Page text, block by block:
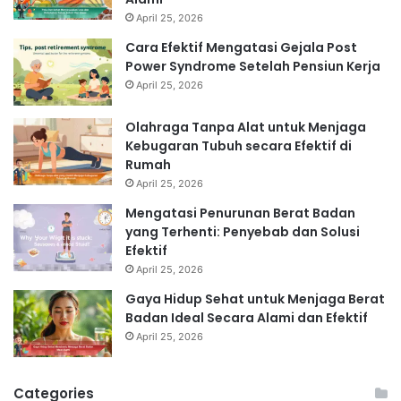
April 25, 2026
Cara Efektif Mengatasi Gejala Post
Power Syndrome Setelah Pensiun Kerja
April 25, 2026
Olahraga Tanpa Alat untuk Menjaga
Kebugaran Tubuh secara Efektif di
Rumah
April 25, 2026
Mengatasi Penurunan Berat Badan
yang Terhenti: Penyebab dan Solusi
Efektif
April 25, 2026
Gaya Hidup Sehat untuk Menjaga Berat
Badan Ideal Secara Alami dan Efektif
April 25, 2026
Categories